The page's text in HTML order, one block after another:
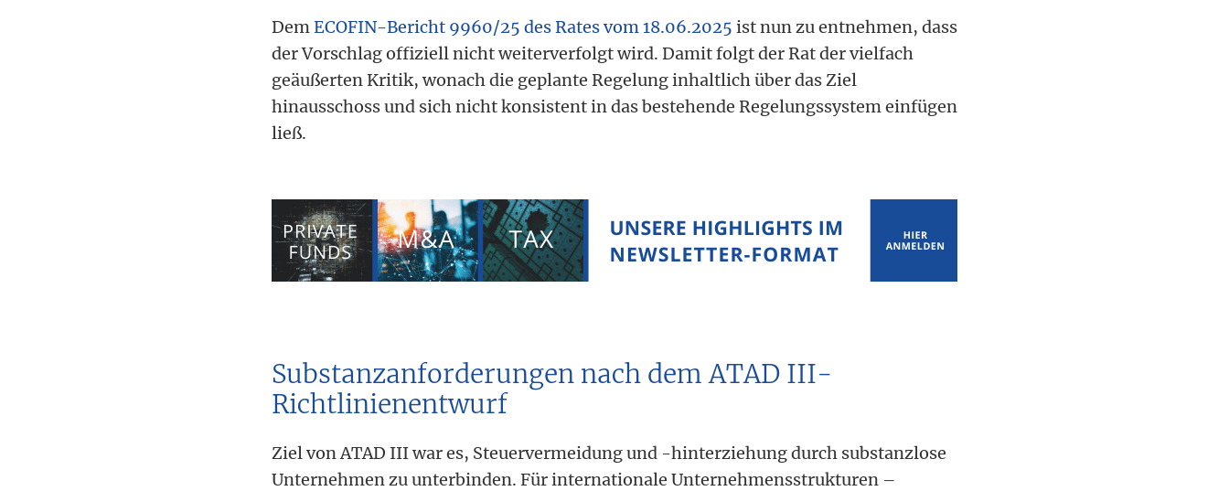
DemECOFIN-Bericht 9960/25 des Rates vom 18.06.2025 ist nun zu entnehmen, dass
der Vorschlag offiziell nicht weiterverfolgt wird. Damit folgt der Rat der vielfach
geäußerten Kritik, wonach die geplante Regelung inhaltlich über das Ziel
hinausschoss und sich nicht konsistent in das bestehende Regelungssystem einfügen
ließ.
Substanzanforderungen nach dem ATAD III-
Richtlinienentwurf
Ziel von ATAD III war es, Steuervermeidung und -hinterziehung durch substanzlose
Unternehmen zu unterbinden. Für internationale Unternehmensstrukturen –